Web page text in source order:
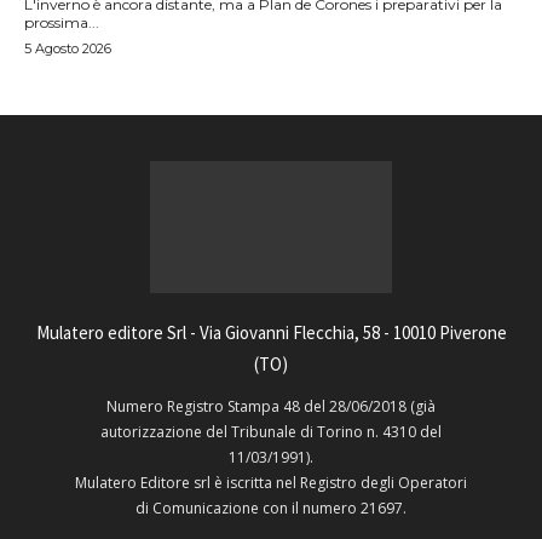
L'inverno è ancora distante, ma a Plan de Corones i preparativi per la
prossima...
5 Agosto 2026
Mulatero editore Srl - Via Giovanni Flecchia, 58 - 10010 Piverone
(TO)
Numero Registro Stampa 48 del 28/06/2018 (già
autorizzazione del Tribunale di Torino n. 4310 del
11/03/1991).
Mulatero Editore srl è iscritta nel Registro degli Operatori
di Comunicazione con il numero 21697.